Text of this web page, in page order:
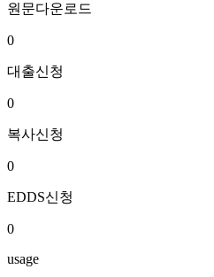
원문다운로드
0
대출신청
0
복사신청
0
EDDS신청
0
usage